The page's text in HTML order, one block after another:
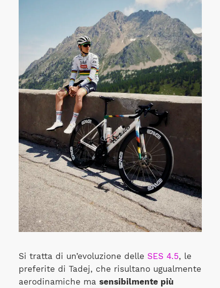
Si tratta di un’evoluzione delle SES 4.5, le
preferite di Tadej, che risultano ugualmente
aerodinamiche ma sensibilmente più